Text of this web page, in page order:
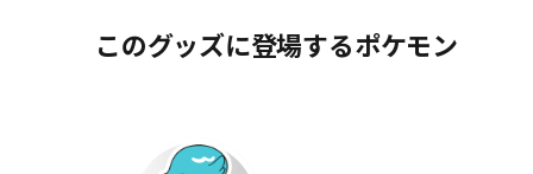
このグッズに登場するポケモン